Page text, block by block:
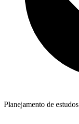
Planejamento de